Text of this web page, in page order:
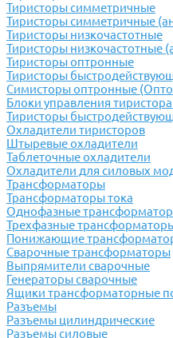
Тиристоры симметричные
Тиристоры симметричные
Тиристоры низкочастотные
Тиристоры низкочастотные
Тиристоры оптронные
Тиристоры
Симисторы оптронные
Блоки управления
Тиристоры
Охладители тиристоров
Штыревые охладители
Таблеточные охладители
Охладители для силовых
Трансформаторы
Трансформаторы тока
Однофазные
Трехфазные
Понижающие
Сварочные трансформаторы
Выпрямители сварочные
Генераторы сварочные
Ящики трансформаторные
Разъемы
Разъемы цилиндрические
Разъемы силовые